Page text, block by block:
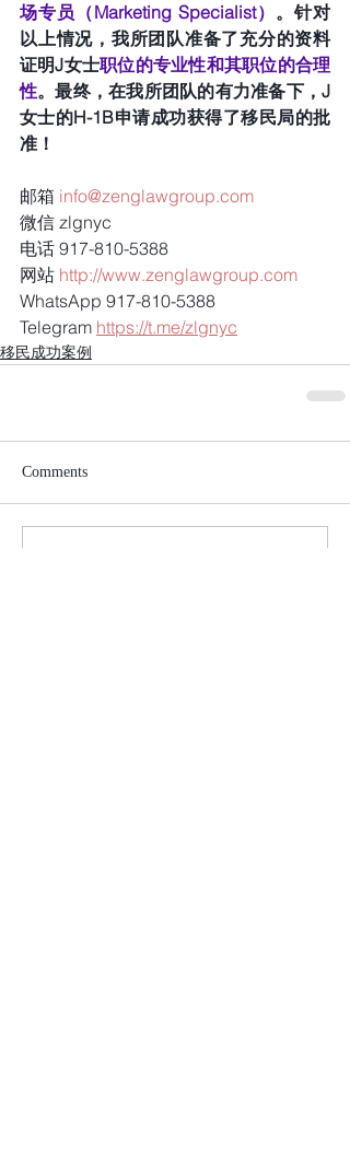
场专员（Marketing Specialist） 。针对
以上情况，我所团队准备了充分的资料
证明J女士职位的专业性和其职位的合理
性。最终，在我所团队的有力准备下，J
女士的H-1B申请成功获得了移民局的批
准！
邮箱 info@zenglawgroup.com
微信 zlgnyc
电话 917-810-5388
网站 http://www.zenglawgroup.com
WhatsApp 917-810-5388
Telegram https://t.me/zlgnyc
移民成功案例
Comments